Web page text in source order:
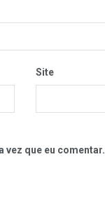
Site
vez que eu comentar.